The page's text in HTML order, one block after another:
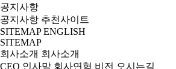
공지사항
공지사항 추천사이트
SITEMAP ENGLISH
SITEMAP
회사소개 회사소개
CEO 인사말 회사연혁 비전 오시는길